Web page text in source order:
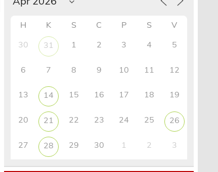
H K S C P S
V
30
31 1 2 3 4 5
6 7 8 9 10 11 12
13 14 15 16 17 18 19
20 21 22 23 24 25 26
27 28 29 30 1 2 3